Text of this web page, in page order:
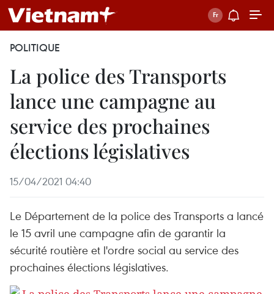
POLITIQUE
La police des Transports
lance une campagne au
service des prochaines
élections législatives
15/04/2021 04:40
Le Département de la police des Transports a lancé
le 15 avril une campagne afin de garantir la
sécurité routière et l'ordre social au service des
prochaines élections législatives.